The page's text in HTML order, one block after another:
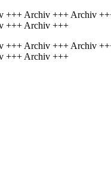
Archiv +++ Archiv
+++ Archiv +++
Archiv +++ Archiv
+++ Archiv +++